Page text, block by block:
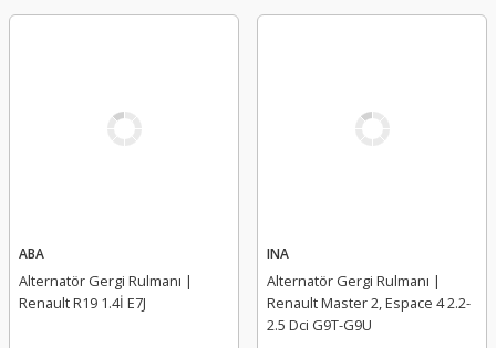
ABA
Alternatör Gergi Rulmanı |
Renault R19 1.4İ E7J
INA
Alternatör Gergi Rulmanı |
Renault Master 2, Espace 4 2.2-
2.5 Dci G9T-G9U